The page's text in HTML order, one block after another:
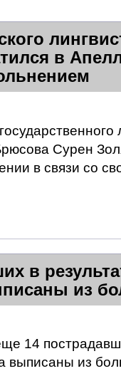
в
Сурен
в связи со
в
из
14
выписаны из